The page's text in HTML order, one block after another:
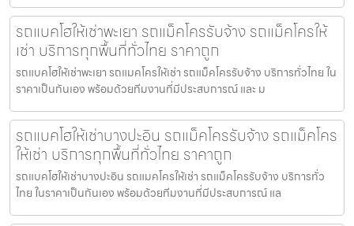
รถแบคโฮให้เช่าพะเยา รถแม็คโครรับจ้าง รถแม็คโครให้
เช่า บริการทุกพื้นที่ทั่วไทย ราคาถูก
รถแบคโฮให้เช่าพะเยา รถแมคโครให้เช่า รถแม็คโครรับจ้าง บริการทั่วไทย ใน
ราคาเป็นกันเอง พร้อมด้วยทีมงานที่มีประสบการณ์ และ ม
รถแบคโฮให้เช่าบางปะอิน รถแม็คโครรับจ้าง รถแม็คโคร
ให้เช่า บริการทุกพื้นที่ทั่วไทย ราคาถูก
รถแบคโฮให้เช่าบางปะอิน รถแมคโครให้เช่า รถแม็คโครรับจ้าง บริการทั่ว
ไทย ในราคาเป็นกันเอง พร้อมด้วยทีมงานที่มีประสบการณ์ แล